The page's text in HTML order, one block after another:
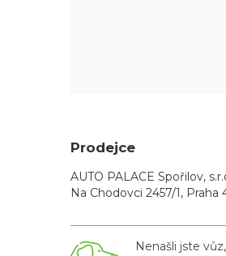
Prodejce
AUTO PALACE Spořilov,
Na Chodovci 2457/1, Praha
Nenašli jste